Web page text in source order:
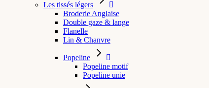
Les tissés légers
Broderie Anglaise
Double gaze & lange
Flanelle
Lin & Chanvre
Popeline
Popeline motif
Popeline unie